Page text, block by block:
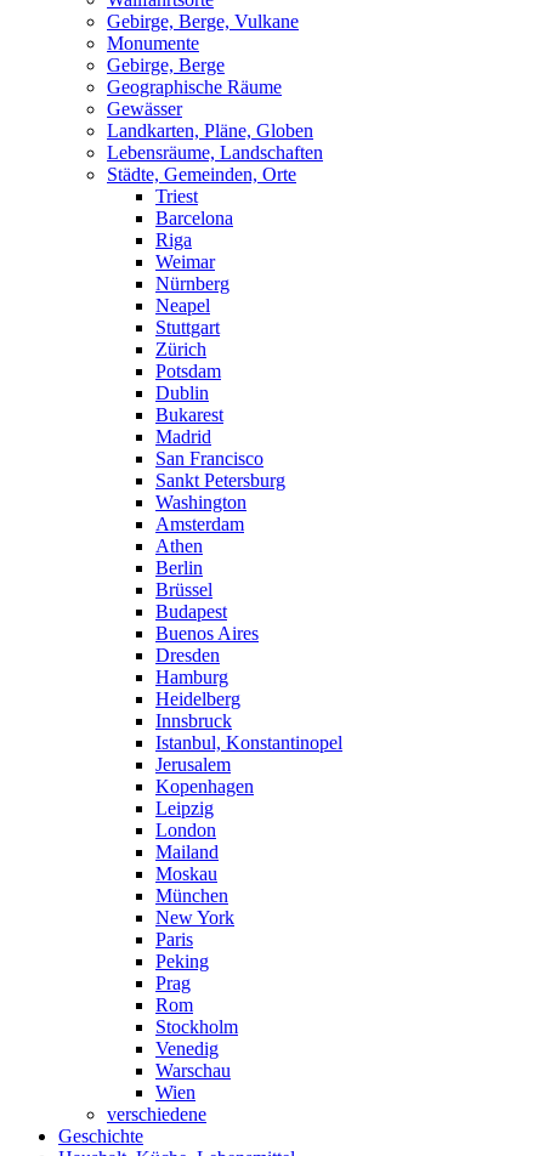
Gebirge, Berge, Vulkane
Monumente
Gebirge, Berge
Geographische Räume
Gewässer
Landkarten, Pläne, Globen
Lebensräume, Landschaften
Städte, Gemeinden, Orte
Triest
Barcelona
Riga
Weimar
Nürnberg
Neapel
Stuttgart
Zürich
Potsdam
Dublin
Bukarest
Madrid
San Francisco
Sankt Petersburg
Washington
Amsterdam
Athen
Berlin
Brüssel
Budapest
Buenos Aires
Dresden
Hamburg
Heidelberg
Innsbruck
Istanbul, Konstantinopel
Jerusalem
Kopenhagen
Leipzig
London
Mailand
Moskau
München
New York
Paris
Peking
Prag
Rom
Stockholm
Venedig
Warschau
Wien
verschiedene
Geschichte